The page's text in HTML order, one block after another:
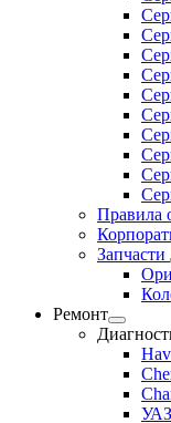
Правила
Запчасти
Ремонт
УАЗ